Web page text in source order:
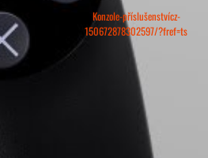
Konzole-příslušenstvícz-
150672878302597/?fref=ts